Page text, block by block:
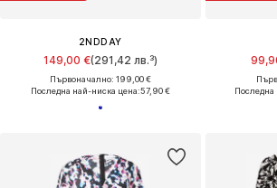
2NDDAY
149,00 €(291,42 лв.³)
Първоначално: 199,00 €
Последна най-ниска цена:57,90 €
Последна